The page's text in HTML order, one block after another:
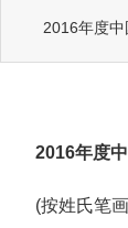
2016年度
2016年度
(按姓氏笔